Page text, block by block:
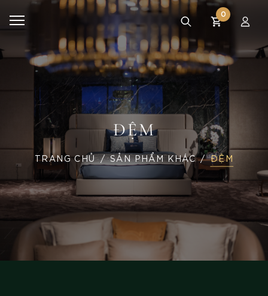
0
ĐỆM
TRANG CHỦ SẢN PHẨM KHÁC ĐỆM